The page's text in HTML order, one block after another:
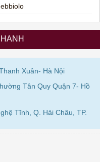
Xuân- Hà Nội
Tân Quy Quận 7- Hồ
Tĩnh, Q. Hải Châu, TP.